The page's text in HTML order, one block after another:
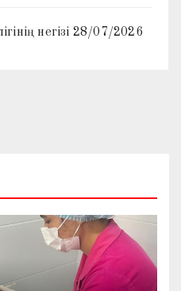
негізі 28/07/2026